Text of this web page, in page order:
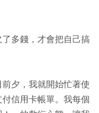
多錢，才會把自己搞
夕，我就開始忙著使
信用卡帳單。我每個